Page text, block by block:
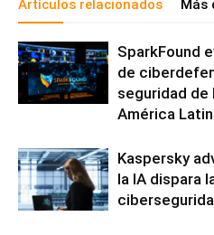
Artículos relacionados Más
SparkFound
de
seguridad de
América
Kaspersky
la IA dispara